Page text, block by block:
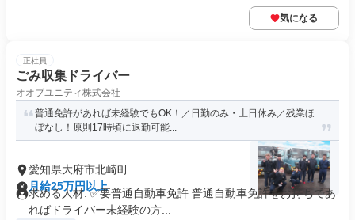
気になる
正社員
ごみ収集ドライバー
オオブユニティ株式会社
普通免許があれば未経験でもOK！／日勤のみ・土日休み／残業ほ
ぼなし！原則17時頃に退勤可能...
愛知県大府市北崎町
月給25万円以上
求める人材: ✅要普通自動車免許 普通自動車免許をお持ちであ
ればドライバー未経験の方...